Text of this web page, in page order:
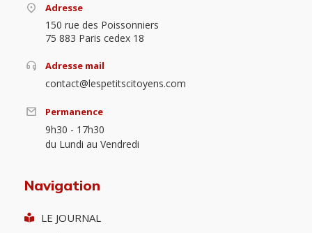
Adresse
150 rue des Poissonniers
75 883 Paris cedex 18
Adresse mail
contact@lespetitscitoyens.com
Permanence
9h30 - 17h30
du Lundi au Vendredi
Navigation
LE JOURNAL